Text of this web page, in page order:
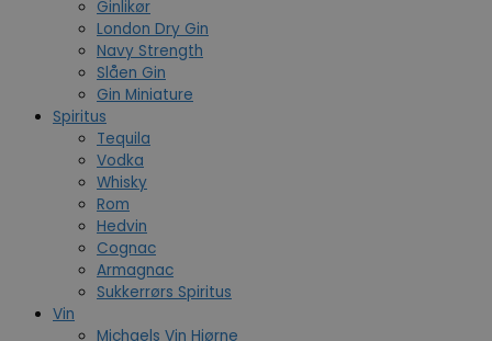
Ginlikør
London Dry Gin
Navy Strength
Slåen Gin
Gin Miniature
Spiritus
Tequila
Vodka
Whisky
Rom
Hedvin
Cognac
Armagnac
Sukkerrørs Spiritus
Vin
Michaels Vin Hjørne